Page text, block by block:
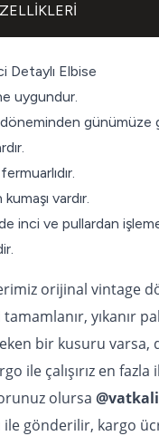
Detaylı Elbise
uygundur.
günümüze
vardır.
inci ve pullardan
orijinal vintage
yıkanır
bir kusuru varsa,
ile çalışırız en
olursa
ile gönderilir, kargo